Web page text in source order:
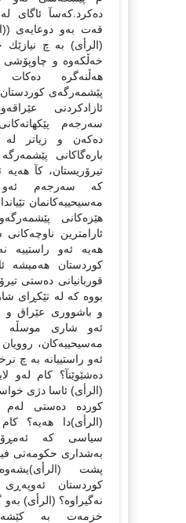
دەكرد.كەسآ ئاگاى
قەت بەو دوعایەى
(الرأی) بە چ
خەڵكەوە و چاوپۆشى
هەڵنەگرە
پێشمەرگەى
ئازادكردنى
سەرجەم
دەكەن و زیاتر
بارەگاكانى
تیرۆریستان، كآ هەیە
كە سەرجەم ئەو
مەسیحییەكانمان
هێزەكانى
ئارامترین
هەیە ئەو راستییە
كوردستان هەمیشە
قوربانیانى دەستى
بووە كە لە تێكڕاى
و باشوورى عێراق و
ئەو شارى موسڵە
مەسیحییەكان،
ئەو راستییانە بە چ
دەشێوێنآ؟ كام لەو
(الرأی) ئاسا دژى
كوردە دەستى لەم
(الرأی)دا هەیە؟
سیاسى كە
بەشدارى حكومەتى
پشت
كوردستان
نەگیراوە؟ (الرأی) بەو
خزمەت بە